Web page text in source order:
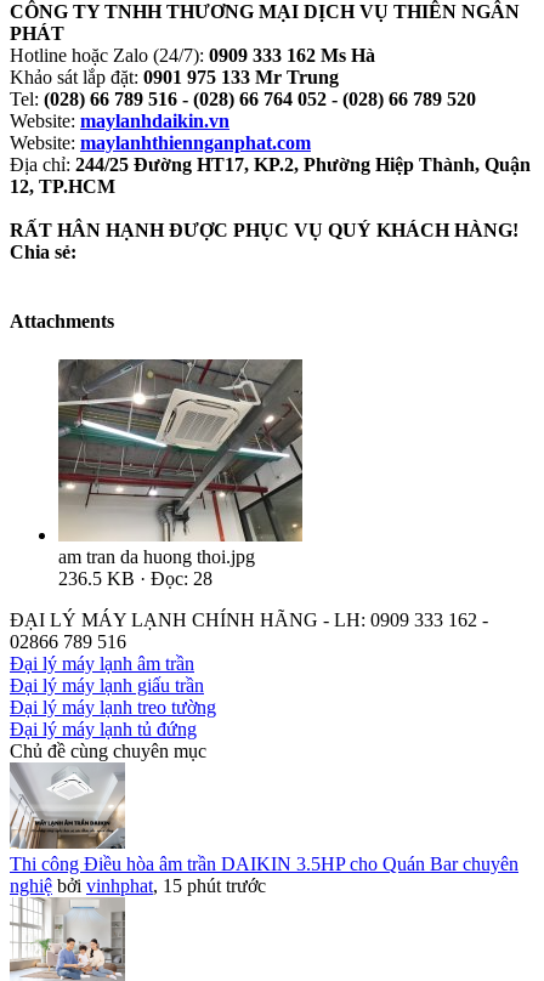
CÔNG TY TNHH THƯƠNG MẠI DỊCH VỤ THIÊN NGÂN
PHÁT
Hotline hoặc Zalo (24/7): 0909 333 162 Ms Hà
Khảo sát lắp đặt: 0901 975 133 Mr Trung
Tel: (028) 66 789 516 - (028) 66 764 052 - (028) 66 789 520
Website: maylanhdaikin.vn
Website: maylanhthiennganphat.com
Địa chỉ: 244/25 Đường HT17, KP.2, Phường Hiệp Thành, Quận
12, TP.HCM
RẤT HÂN HẠNH ĐƯỢC PHỤC VỤ QUÝ KHÁCH HÀNG!
Chia sẻ:
Attachments
am tran da huong thoi.jpg
236.5 KB · Đọc: 28
ĐẠI LÝ MÁY LẠNH CHÍNH HÃNG - LH: 0909 333 162 -
02866 789 516
Đại lý máy lạnh âm trần
Đại lý máy lạnh giấu trần
Đại lý máy lạnh treo tường
Đại lý máy lạnh tủ đứng
Chủ đề cùng chuyên mục
Thi công Điều hòa âm trần DAIKIN 3.5HP cho Quán Bar chuyên
nghiệ bởi vinhphat, 15 phút trước